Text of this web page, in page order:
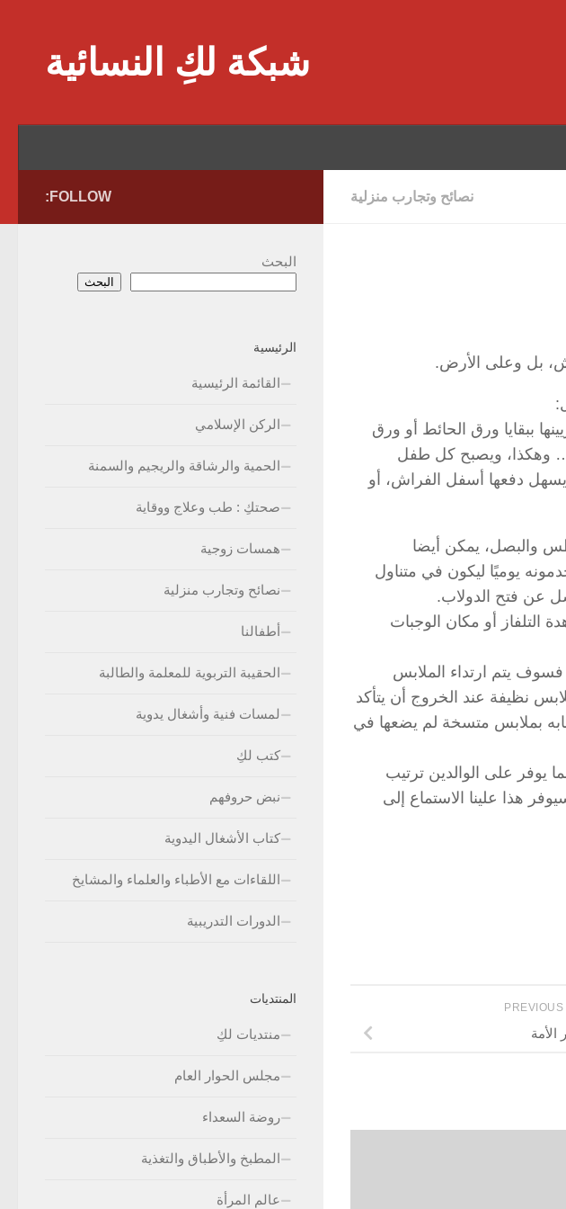
شبكة لكِ النسائية
نصائح وتجارب منزلية
بل وعلى الأرض.
ببقايا ورق الحائط أو ورق
… وهكذا، ويصبح كل طفل
التي لا يتجاوز ارتفاعها 10-15 سنتيمتر؛ حتى يسهل دفعها أسفل الفراش، أو
والبصل، يمكن أيضا
يوميًا ليكون في متناول
عن فتح الدولاب.
التلفاز أو مكان الوجبات
يتم ارتداء الملابس
نظيفة عند الخروج أن يتأكد
بملابس متسخة لم يضعها في
يوفر على الوالدين ترتيب
هذا علينا الاستماع إلى
FOLLOW:
البحث
البحث
الرئيسية
القائمة الرئيسية
الركن الإسلامي
الحمية والرشاقة والريجيم والسمنة
صحتكِ : طب وعلاج ووقاية
همسات زوجية
نصائح وتجارب منزلية
أطفالنا
الحقيبة التربوية للمعلمة والطالبة
لمسات فنية وأشغال يدوية
كتب لكِ
نبض حروفهم
كتاب الأشغال اليدوية
اللقاءات مع الأطباء والعلماء والمشايخ
الدورات التدريبية
المنتديات
منتديات لكِ
مجلس الحوار العام
روضة السعداء
المطبخ والأطباق والتغذية
عالم المرأة